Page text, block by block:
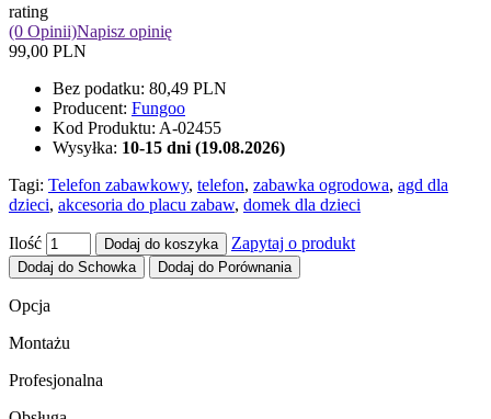
rating
(0 Opinii)Napisz opinię
99,00 PLN
Bez podatku: 80,49 PLN
Producent: Fungoo
Kod Produktu: A-02455
Wysyłka: 10-15 dni (19.08.2026)
Tagi: Telefon zabawkowy, telefon, zabawka ogrodowa, agd dla
dzieci, akcesoria do placu zabaw, domek dla dzieci
Ilość Dodaj do koszyka Zapytaj o produkt
Dodaj do Schowka Dodaj do Porównania
Opcja
Montażu
Profesjonalna